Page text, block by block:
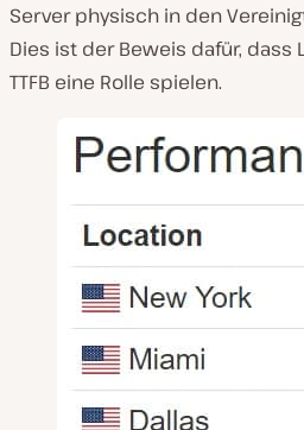
Server physisch in den
Dies ist der Beweis dafür, dass
TTFB eine Rolle spielen.